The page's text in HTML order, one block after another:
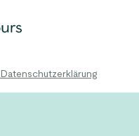
Datenschutzerklärung